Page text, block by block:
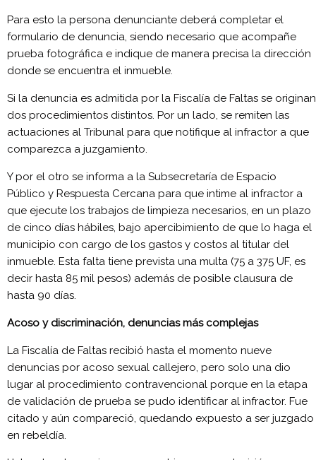
Para esto la persona denunciante deberá completar el
formulario de denuncia, siendo necesario que acompañe
prueba fotográfica e indique de manera precisa la dirección
donde se encuentra el inmueble.
Si la denuncia es admitida por la Fiscalía de Faltas se originan
dos procedimientos distintos. Por un lado, se remiten las
actuaciones al Tribunal para que notifique al infractor a que
comparezca a juzgamiento.
Y por el otro se informa a la Subsecretaría de Espacio
Público y Respuesta Cercana para que intime al infractor a
que ejecute los trabajos de limpieza necesarios, en un plazo
de cinco días hábiles, bajo apercibimiento de que lo haga el
municipio con cargo de los gastos y costos al titular del
inmueble. Esta falta tiene prevista una multa (75 a 375 UF, es
decir hasta 85 mil pesos) además de posible clausura de
hasta 90 días.
Acoso y discriminación, denuncias más complejas
La Fiscalía de Faltas recibió hasta el momento nueve
denuncias por acoso sexual callejero, pero solo una dio
lugar al procedimiento contravencional porque en la etapa
de validación de prueba se pudo identificar al infractor. Fue
citado y aún compareció, quedando expuesto a ser juzgado
en rebeldía.